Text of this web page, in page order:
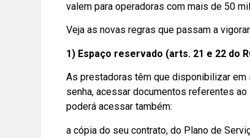
valem para operadoras com mais de 50
Veja as novas regras que passam a
1) Espaço reservado (arts. 21 e 22 do
As prestadoras têm que disponibilizar em
senha, acessar documentos referentes
poderá acessar também:
a cópia do seu contrato, do Plano de